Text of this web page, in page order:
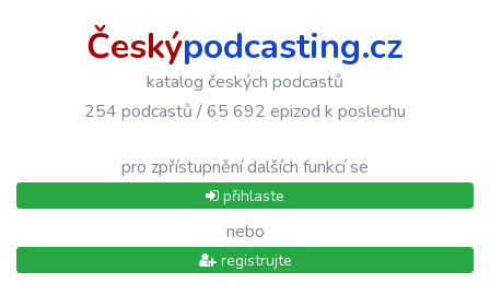
Českýpodcasting.cz
katalog českých podcastů
254 podcastů / 65 692 epizod k poslechu
pro zpřístupnění dalších funkcí se
přihlaste
nebo
registrujte